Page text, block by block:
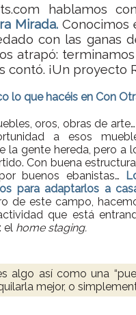
hablamos
Mirada. Conocimos
con las ganas
atrapó:
contó. ¡Un proyecto
lo que hacéis en Con
oros, obras de
a esos
la gente hereda, pero a
Con buena
buenos ebanistas…
para adaptarlos a
de este campo,
que está
el home staging.
algo así como una
mejor, o